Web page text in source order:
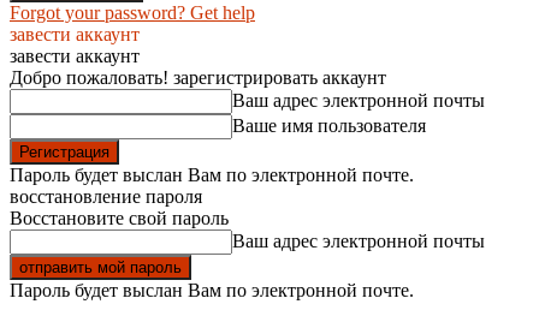
Forgot your password? Get help
завести аккаунт
завести аккаунт
Добро пожаловать! зарегистрировать аккаунт
Ваш адрес электронной почты
Ваше имя пользователя
Пароль будет выслан Вам по электронной почте.
восстановление пароля
Восстановите свой пароль
Ваш адрес электронной почты
Пароль будет выслан Вам по электронной почте.